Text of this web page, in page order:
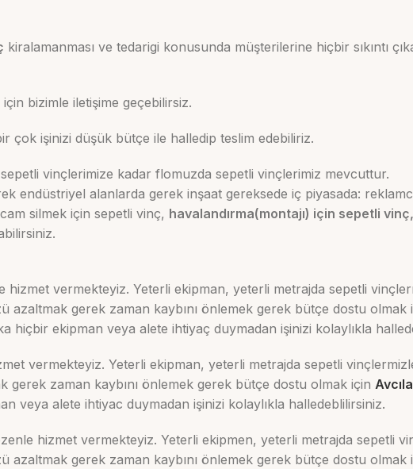
kiralamanması ve tedarigi konusunda müşterilerine hiçbir sıkıntı
bizimle iletişime geçebilirsiz.
çok işinizi düşük bütçe ile halledip teslim edebiliriz.
vinçlerimize kadar flomuzda sepetli vinçlerimiz mevcuttur.
endüstriyel alanlarda gerek inşaat gereksede iç piyasada:
silmek için sepetli vinç, havalandırma(montajı) için sepetli vinç,
hizmet vermekteyiz. Yeterli ekipman, yeterli metrajda sepetli
gerek zaman kaybını önlemek gerek bütçe dostu olmak
hiçbir ekipman veya alete ihtiyaç duymadan işinizi kolaylıkla
vermekteyiz. Yeterli ekipman, yeterli metrajda sepetli
zaman kaybını önlemek gerek bütçe dostu olmak için
veya alete ihtiyac duymadan işinizi kolaylıkla halledeblilirsiniz.
hizmet vermekteyiz. Yeterli ekipmen, yeterli metrajda sepetli
gerek zaman kaybını önlemek gerek bütçe dostu olmak